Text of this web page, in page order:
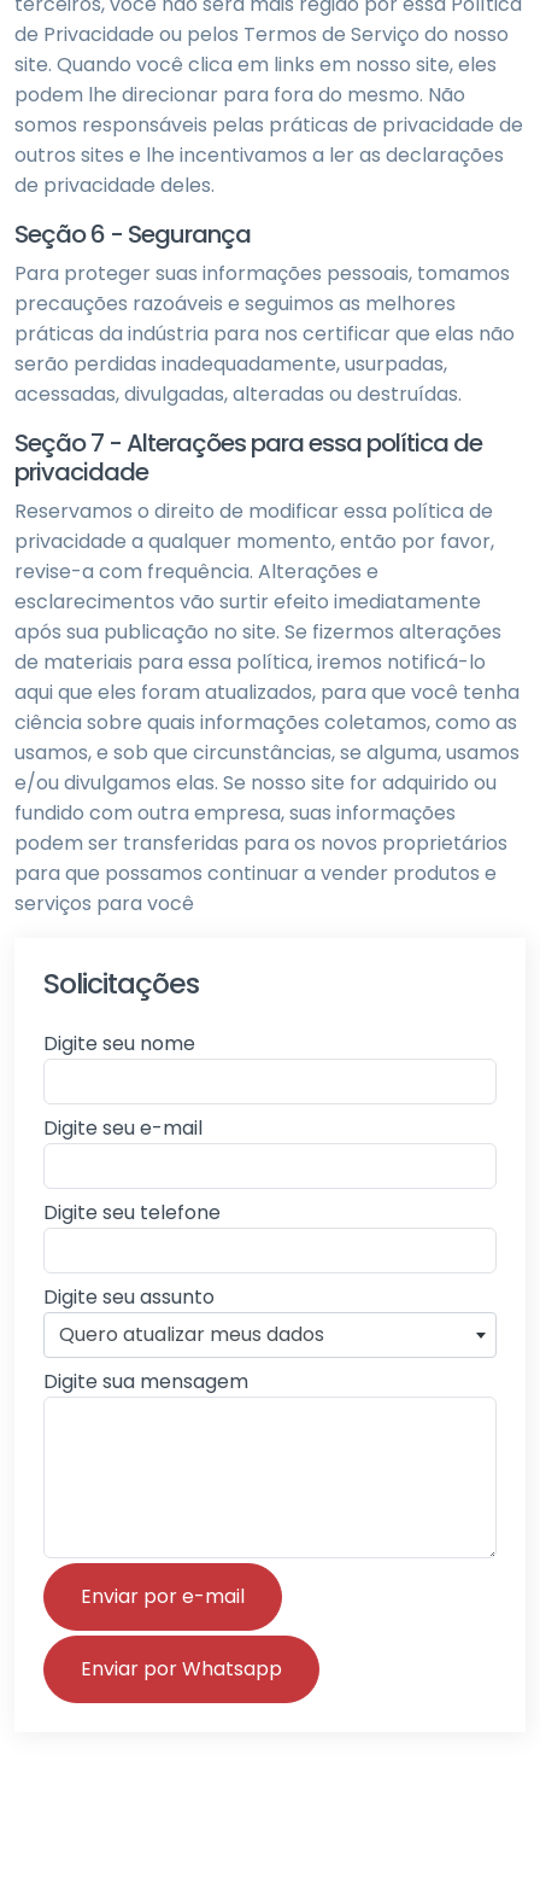
de Privacidade ou pelos Termos de Serviço do nosso
site. Quando você clica em links em nosso site, eles
podem lhe direcionar para fora do mesmo. Não
somos responsáveis pelas práticas de privacidade de
outros sites e lhe incentivamos a ler as declarações
de privacidade deles.
Seção 6 - Segurança
Para proteger suas informações pessoais, tomamos
precauções razoáveis e seguimos as melhores
práticas da indústria para nos certificar que elas não
serão perdidas inadequadamente, usurpadas,
acessadas, divulgadas, alteradas ou destruídas.
Seção 7 - Alterações para essa política de
privacidade
Reservamos o direito de modificar essa política de
privacidade a qualquer momento, então por favor,
revise-a com frequência. Alterações e
esclarecimentos vão surtir efeito imediatamente
após sua publicação no site. Se fizermos alterações
de materiais para essa política, iremos notificá-lo
aqui que eles foram atualizados, para que você tenha
ciência sobre quais informações coletamos, como as
usamos, e sob que circunstâncias, se alguma, usamos
e/ou divulgamos elas. Se nosso site for adquirido ou
fundido com outra empresa, suas informações
podem ser transferidas para os novos proprietários
para que possamos continuar a vender produtos e
serviços para você
Solicitações
Digite seu nome
Digite seu e-mail
Digite seu telefone
Digite seu assunto
Quero atualizar meus dados
Digite sua mensagem
Enviar por e-mail
Enviar por Whatsapp